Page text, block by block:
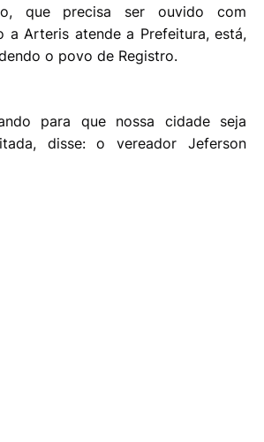
que precisa ser ouvido com
a Arteris atende a Prefeitura, está,
o povo de Registro.
para que nossa cidade seja
disse: o vereador Jeferson